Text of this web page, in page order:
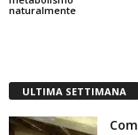
naturalmente
ULTIMA SETTIMANA